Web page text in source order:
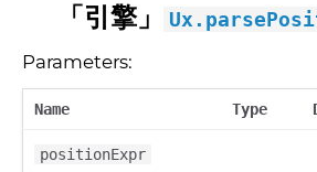
「引擎」
Parameters:
Name Type
positionExpr